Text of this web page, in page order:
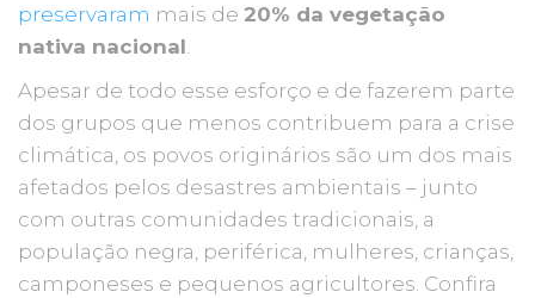
preservaram mais de 20% da vegetação
nativa nacional.
Apesar de todo esse esforço e de fazerem parte
dos grupos que menos contribuem para a crise
climática, os povos originários são um dos mais
afetados pelos desastres ambientais – junto
com outras comunidades tradicionais, a
população negra, periférica, mulheres, crianças,
camponeses e pequenos agricultores. Confira